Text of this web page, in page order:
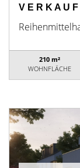
V E R K A U
210 m²
WOHNFLÄCHE